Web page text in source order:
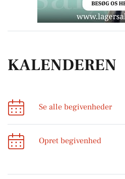
KALENDEREN
Se alle begivenheder
Opret begivenhed